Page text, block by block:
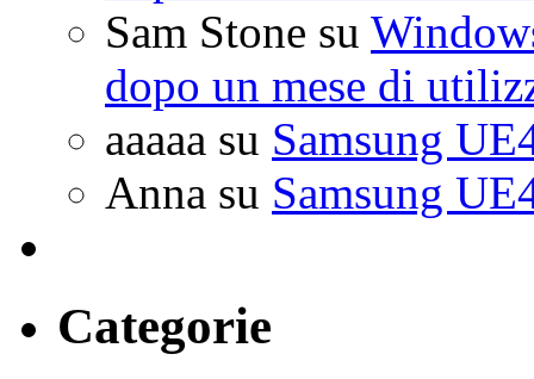
Sam Stone su
dopo un mese di
aaaaa su Samsung
Anna su Samsung
Categorie